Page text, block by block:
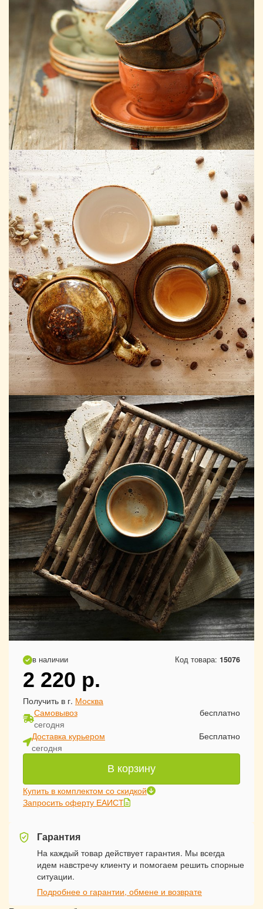
в наличии Код товара: 15076
2 220 р.
Получить в г. Москва
Самовывоз
сегодня
бесплатно
Доставка курьером
сегодня
Бесплатно
В корзину
Купить в комплектом со скидкой
Запросить оферту ЕАИСТ
Гарантия
На каждый товар действует гарантия. Мы всегда
идем навстречу клиенту и помогаем решить спорные
ситуации.
Подробнее о гарантии, обмене и возврате